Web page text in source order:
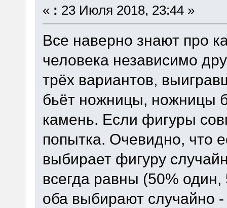
« : 23 Июля 2018, 23:44 »
Все наверно знают про
человека независимо
трёх вариантов,
бьёт ножницы, ножницы
камень. Если фигуры
попытка. Очевидно, что
выбирает фигуру
всегда равны (50%
оба выбирают случайно